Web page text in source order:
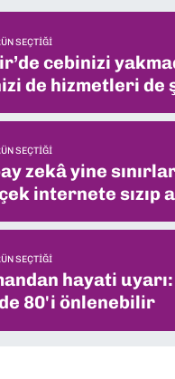
SEÇTIĞI
cebinizi
de hizmetleri de
SEÇTIĞI
zekâ yine
internete sızıp
SEÇTIĞI
hayati
80'i önlenebilir